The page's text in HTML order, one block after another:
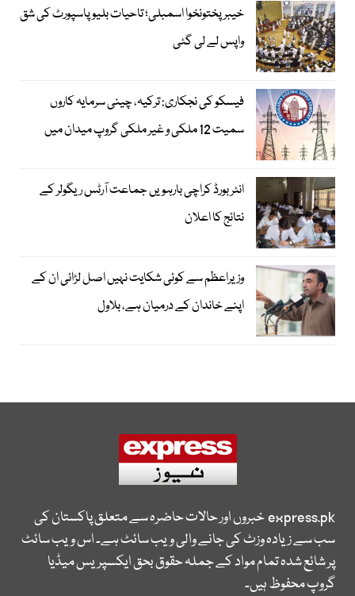
خیبرپختونخوا اسمبلی؛ تاحیات بلیو پاسپورٹ کی شق
واپس لے لی گئی
فیسکو کی نجکاری: ترکیہ، چینی سرمایہ کاروں
سمیت 12 ملکی و غیر ملکی گروپ میدان میں
انٹر بورڈ کراچی بارہویں جماعت آرٹس ریگولر کے
نتائج کا اعلان
وزیراعظم سے کوئی شکایت نہیں اصل لڑائی ان کے
اپنے خاندان کے درمیان ہے، بلاول
express.pkخبروں اور حالات حاضرہ سے متعلق پاکستان کی
سب سے زیادہ وزٹ کی جانے والی ویب سائٹ ہے۔ اس ویب سائٹ
پر شائع شدہ تمام مواد کے جملہ حقوق بحق ایکسپریس میڈیا
گروپ محفوظ ہیں۔